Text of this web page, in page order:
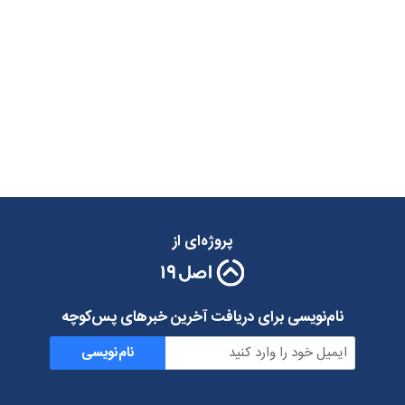
پروژه‌ای از
نام‌نویسی برای دریافت آخرین خبرهای پس‌کوچه
نام‌نویسی